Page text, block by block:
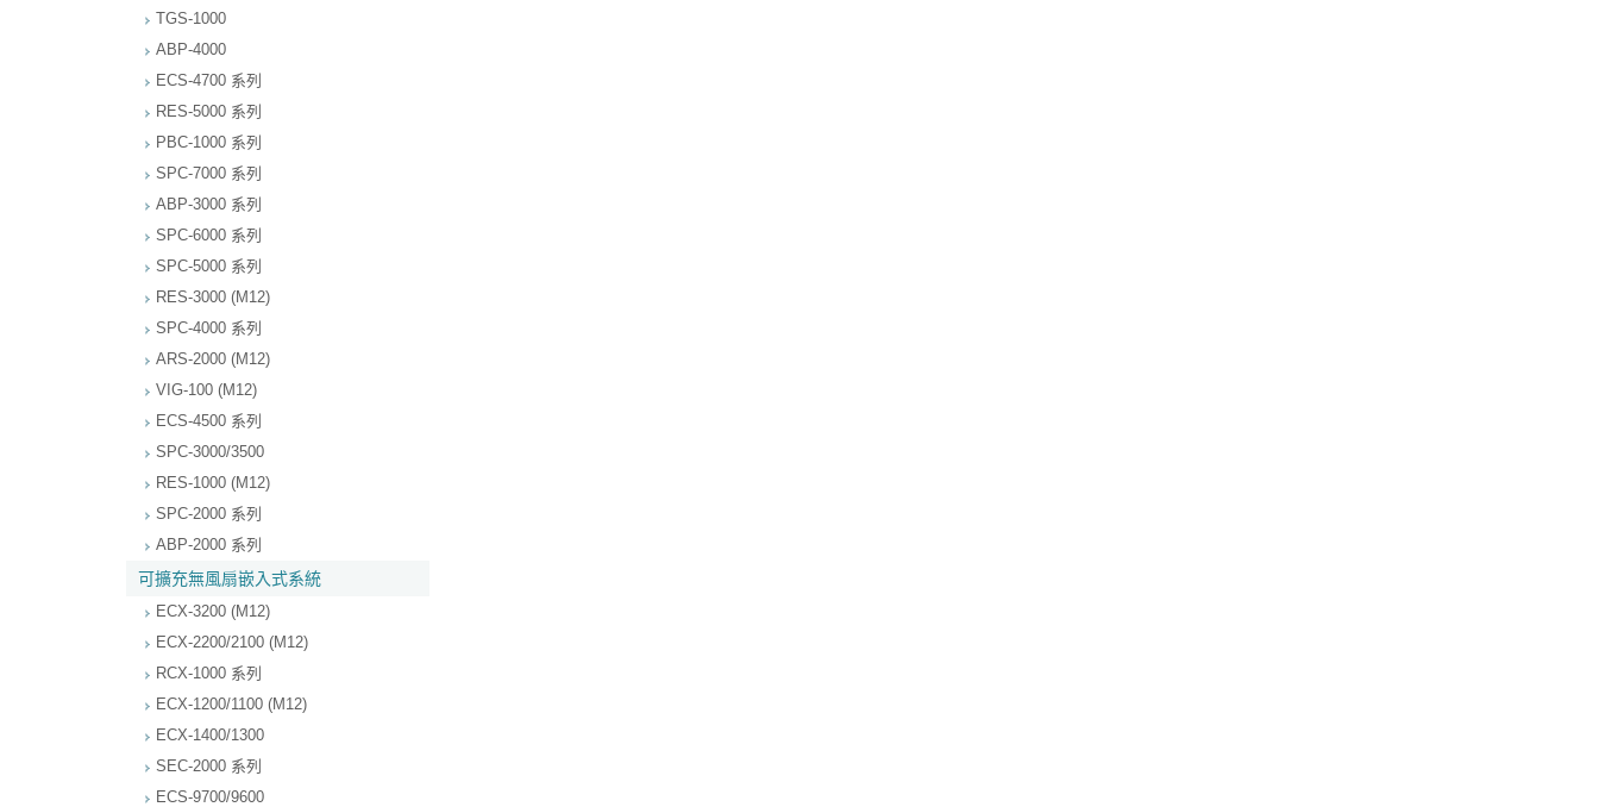
TGS-1000
ABP-4000
ECS-4700 系列
RES-5000 系列
PBC-1000 系列
SPC-7000 系列
ABP-3000 系列
SPC-6000 系列
SPC-5000 系列
RES-3000 (M12)
SPC-4000 系列
ARS-2000 (M12)
VIG-100 (M12)
ECS-4500 系列
SPC-3000/3500
RES-1000 (M12)
SPC-2000 系列
ABP-2000 系列
可擴充無風扇嵌入式系統
ECX-3200 (M12)
ECX-2200/2100 (M12)
RCX-1000 系列
ECX-1200/1100 (M12)
ECX-1400/1300
SEC-2000 系列
ECS-9700/9600